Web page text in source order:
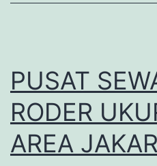
PUSAT
RODER
AREA